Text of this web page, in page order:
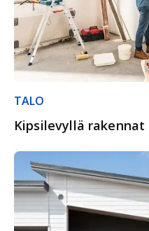
TALO
Kipsilevyllä